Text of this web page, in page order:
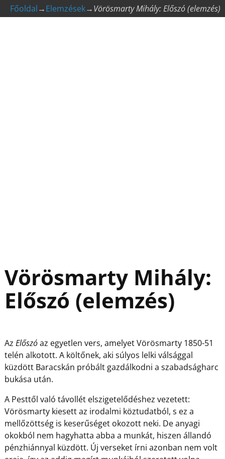
Főoldal→Elemzések→Vörösmarty Mihály: Előszó (elemzés)
Vörösmarty Mihály:
Előszó (elemzés)
Az Előszóaz egyetlen vers, amelyet Vörösmarty 1850-51
telén alkotott. A költőnek, aki súlyos lelki válsággal
küzdött Baracskán próbált gazdálkodni a szabadságharc
bukása után.
A Pesttől való távollét elszigetelődéshez vezetett:
Vörösmarty kiesett az irodalmi köztudatból, s ez a
mellőzöttség is keserűséget okozott neki. De anyagi
okokból nem hagyhatta abba a munkát, hiszen állandó
pénzhiánnyal küzdött. Új verseket írni azonban nem volt